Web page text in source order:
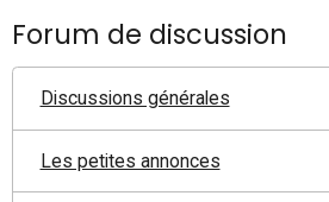
Forum de discussion
Discussions générales
Les petites annonces